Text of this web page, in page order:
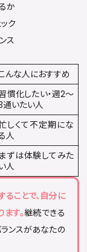
か
ク
ス
んな人におすすめ
慣化したい・週2〜
通いたい人
しくて不定期にな
人
まずは体験してみた
人
ことで、自分に
す。継続できる
ランスがあなたの